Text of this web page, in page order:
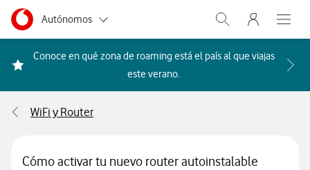
Ir a la pagina principal de vodafone.es
Menu navegación Segmento
Autónomos
Pymes
Abrir buscador.
Menu
Abre
Conoce en qué zona de roaming está el país al que viajas
este verano. Acceder a la FAQ Qué
WiFi y Router
Cómo activar tu nuevo router autoinstalable